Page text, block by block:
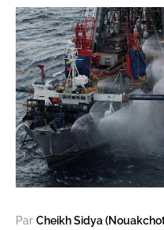
Par Cheikh Sidya